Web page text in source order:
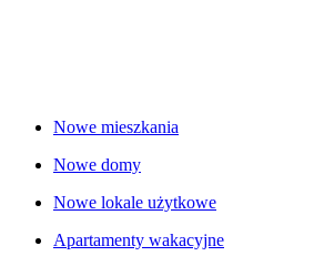
Nowe mieszkania
Nowe domy
Nowe lokale użytkowe
Apartamenty wakacyjne